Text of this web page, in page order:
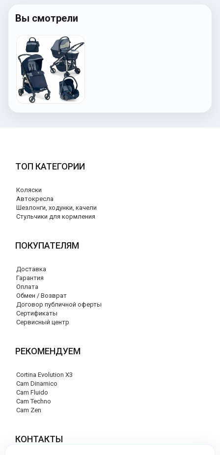
Вы смотрели
ТОП КАТЕГОРИИ
Коляски
Автокресла
Шезлонги, ходунки, качели
Стульчики для кормления
ПОКУПАТЕЛЯМ
Доставка
Гарантия
Оплата
Обмен / Возврат
Договор публичной оферты
Сертификаты
Сервисный центр
РЕКОМЕНДУЕМ
Cortina Evolution X3
Cam Dinamico
Cam Fluido
Cam Techno
Cam Zen
КОНТАКТЫ